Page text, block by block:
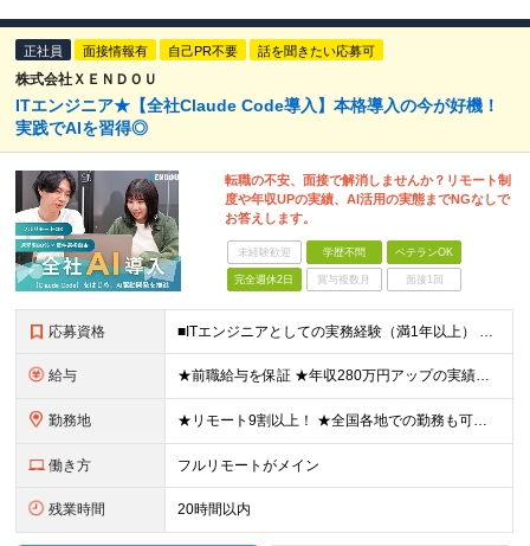
正社員 面接情報有 自己PR不要 話を聞きたい応募可
株式会社ＸＥＮＤＯＵ
ITエンジニア★【全社Claude Code導入】本格導入の今が好機！
実践でAIを習得◎
転職の不安、面接で解消しませんか？リモート制
度や年収UPの実績、AI活用の実態までNGなしで
お答えします。
未経験歓迎 学歴不問 ベテランOK
完全週休2日 賞与複数月 面接1回
応募資格 ■ITエンジニアとしての実務経験（満1年以上） ■学歴不問 ★年収を上げたい ★フルリモートで働きたい ★上流工程に携わりたい ★自社サービスをつくってみたい など これまでの経験を活かして環境を変
給与 ★前職給与を保証 ★年収280万円アップの実績あり ★想定年収：489万6,000円～979万2,000円 ※案件単価により上振れあり ■月給40万8,000円～81万6,000円 ※経験・能力に合
勤務地 ★リモート9割以上！ ★全国各地での勤務も可！地方在住の方も大歓迎です◎ ■各プロジェクト先にて勤務 ※プロジェクトは本人の希望を考慮し相談の上で決定 ※転居を伴う転勤なし 【本社】 東京都品川区
働き方 フルリモートがメイン
残業時間 20時間以内